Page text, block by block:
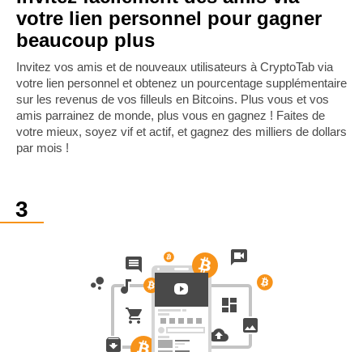
votre lien personnel pour gagner
beaucoup plus
Invitez vos amis et de nouveaux utilisateurs à CryptoTab via
votre lien personnel et obtenez un pourcentage supplémentaire
sur les revenus de vos filleuls en Bitcoins. Plus vous et vos
amis parrainez de monde, plus vous en gagnez ! Faites de
votre mieux, soyez vif et actif, et gagnez des milliers de dollars
par mois !